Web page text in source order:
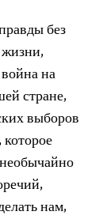
без
на
стране,
выборов
нам,